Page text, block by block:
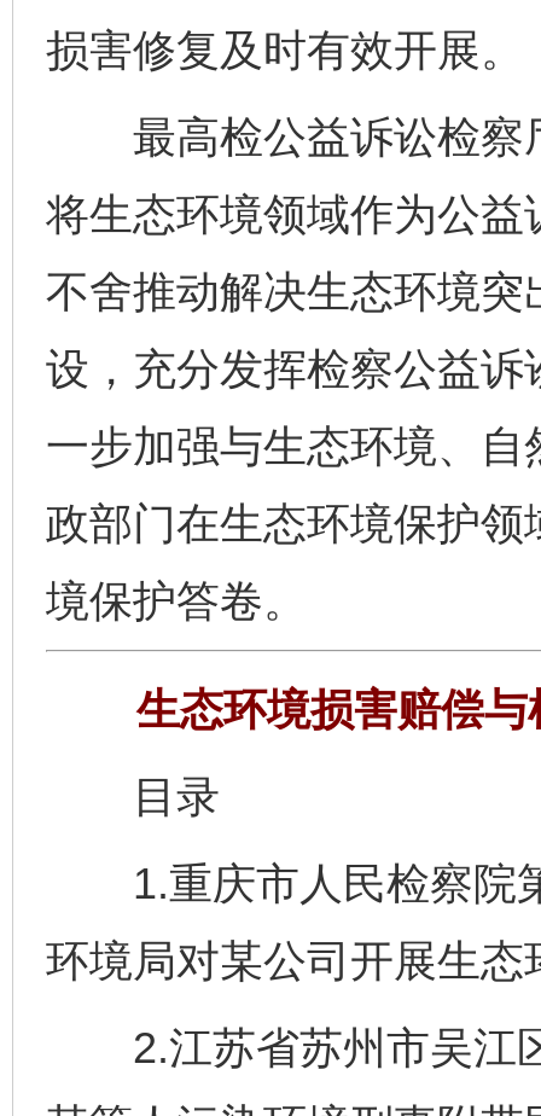
损害修复及时有效开展。
最高检公益诉讼检察
将生态环境领域作为公
不舍推动解决生态环境
设，充分发挥检察公益
一步加强与生态环境、
政部门在生态环境保护
境保护答卷。
生态环境损害赔偿
目录
1.重庆市人民检察院
环境局对某公司开展生态
2.江苏省苏州市吴江